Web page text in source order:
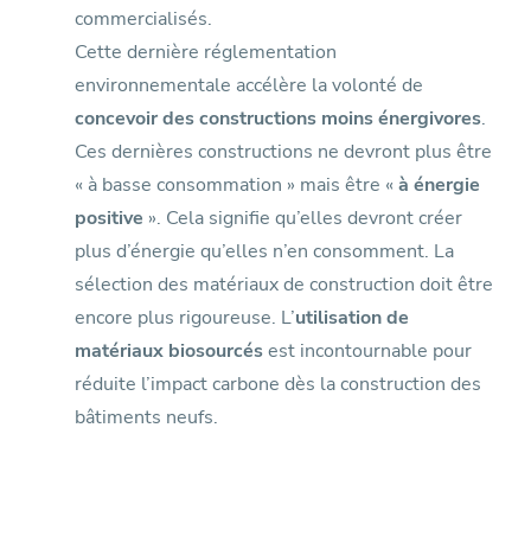
commercialisés.
Cette dernière réglementation
environnementale accélère la volonté de
concevoir des constructions moins énergivores.
Ces dernières constructions ne devront plus être
« à basse consommation » mais être « à énergie
positive ». Cela signifie qu’elles devront créer
plus d’énergie qu’elles n’en consomment. La
sélection des matériaux de construction doit être
encore plus rigoureuse. L’utilisation de
matériaux biosourcésest incontournable pour
réduite l’impact carbone dès la construction des
bâtiments neufs.